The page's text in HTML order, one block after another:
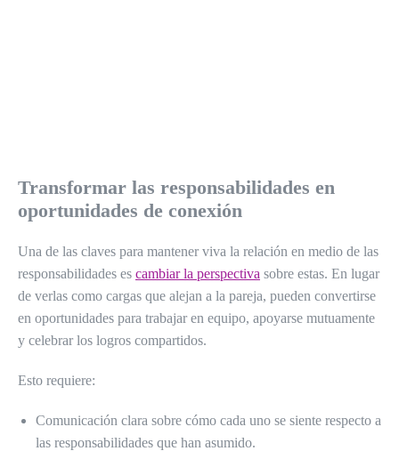
Transformar las responsabilidades en
oportunidades de conexión
Una de las claves para mantener viva la relación en medio de las
responsabilidades es cambiar la perspectiva sobre estas. En lugar
de verlas como cargas que alejan a la pareja, pueden convertirse
en oportunidades para trabajar en equipo, apoyarse mutuamente
y celebrar los logros compartidos.
Esto requiere:
Comunicación clara sobre cómo cada uno se siente respecto a
las responsabilidades que han asumido.